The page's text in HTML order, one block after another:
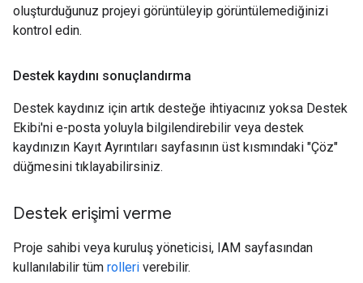
oluşturduğunuz projeyi görüntüleyip görüntülemediğinizi
kontrol edin.
Destek kaydını sonuçlandırma
Destek kaydınız için artık desteğe ihtiyacınız yoksa Destek
Ekibi'ni e-posta yoluyla bilgilendirebilir veya destek
kaydınızın Kayıt Ayrıntıları sayfasının üst kısmındaki "Çöz"
düğmesini tıklayabilirsiniz.
Destek erişimi verme
Proje sahibi veya kuruluş yöneticisi, IAM sayfasından
kullanılabilir tüm rolleri verebilir.